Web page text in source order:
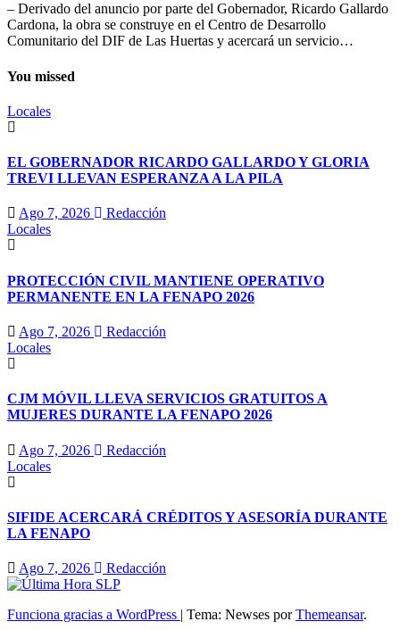
– Derivado del anuncio por parte del Gobernador, Ricardo Gallardo
Cardona, la obra se construye en el Centro de Desarrollo
Comunitario del DIF de Las Huertas y acercará un servicio…
You missed
Locales
EL GOBERNADOR RICARDO GALLARDO Y GLORIA
TREVI LLEVAN ESPERANZA A LA PILA
Ago 7, 2026
Redacción
Locales
PROTECCIÓN CIVIL MANTIENE OPERATIVO
PERMANENTE EN LA FENAPO 2026
Ago 7, 2026
Redacción
Locales
CJM MÓVIL LLEVA SERVICIOS GRATUITOS A
MUJERES DURANTE LA FENAPO 2026
Ago 7, 2026
Redacción
Locales
SIFIDE ACERCARÁ CRÉDITOS Y ASESORÍA DURANTE
LA FENAPO
Ago 7, 2026 Redacción
Funciona gracias a WordPress | Tema: Newses porThemeansar.